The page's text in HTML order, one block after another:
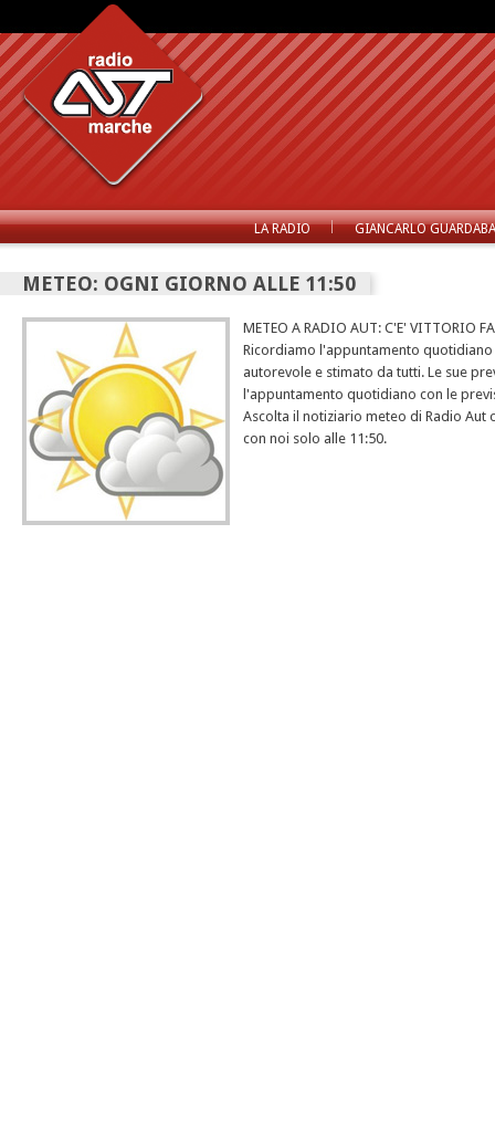
LA RADIO GIANCARLO
METEO: OGNI GIORNO ALLE 11:50
METEO A RADIO AUT: C'E' VITTORIO
Ricordiamo l'appuntamento
autorevole e stimato da tutti. Le sue
l'appuntamento quotidiano con le
Ascolta il notiziario meteo di Radio
con noi solo alle 11:50.